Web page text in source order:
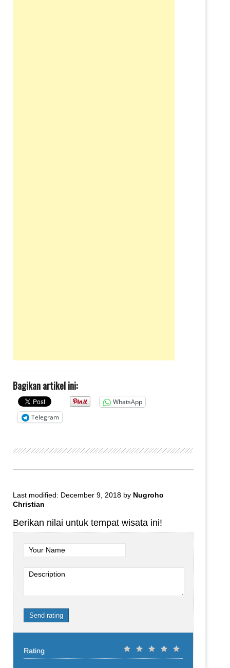
Bagikan artikel ini:
WhatsApp
Telegram
Last modified: December 9, 2018 by Nugroho
Christian
Berikan nilai untuk tempat wisata ini!
Your Name
Description
Send rating
Rating